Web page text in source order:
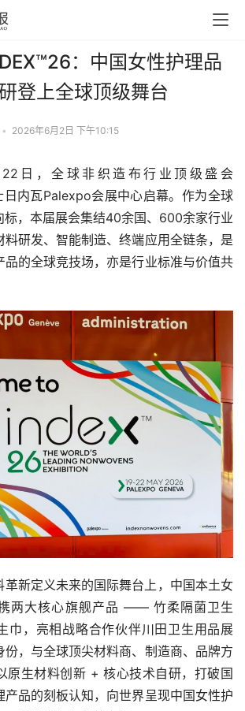
：中国女性护理品
登上全球顶级舞台
• 2026年6月2日 下午10:15
日，全球非织造布行业顶级盛会
内瓦Palexpo会展中心启幕。作为全球
标，本届展会集结40余国、600余家行业
料研发、智能制造、终端应用全链条，是
品的全球竞技场，亦是行业标准与价值共
革新定义未来的国际舞台上，中国本土女
两大核心旗舰产品 —— 竹柔隔菌卫生
巾，亮相战略合作伙伴川田卫生用品展
份，与全球顶尖材料商、制造商、品牌方
原生材料创新 + 核心技术自研，打破国
产品的刻板认知，向世界呈现中国女性护